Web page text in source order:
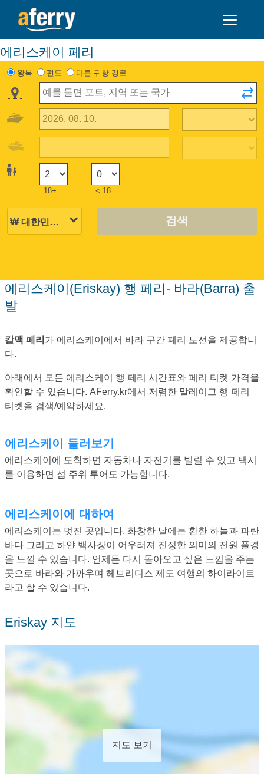
에리스케이 페리
왕복 편도 다른 귀항 경로
18+ < 18
검색
에리스케이(Eriskay) 행 페리- 바라(Barra) 출
발
칼맥 페리 가 에리스케이에서 바라 구간 페리 노선을 제공합니
다.
아래에서 모든 에리스케이 행 페리 시간표와 페리 티켓 가격을
확인할 수 있습니다. AFerry.kr에서 저렴한 말레이그 행 페리
티켓을 검색/예약하세요.
에리스케이 둘러보기
에리스케이에 도착하면 자동차나 자전거를 빌릴 수 있고 택시
를 이용하면 섬 주위 투어도 가능합니다.
에리스케이에 대하여
에리스케이는 멋진 곳입니다. 화창한 날에는 환한 하늘과 파란
바다 그리고 하얀 백사장이 어우러져 진정한 의미의 전원 풀경
을 느낄 수 있습니다. 언제든 다시 돌아오고 싶은 느낌을 주는
곳으로 바라와 가까우며 헤브리디스 제도 여행의 하이라이트
라고 할 수 있습니다.
Eriskay 지도
지도 보기